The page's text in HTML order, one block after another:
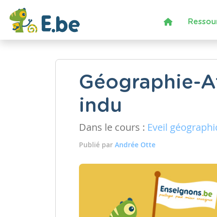
Géographie-
indu
Dans le cours : Eveil
Publié par Andrée Otte